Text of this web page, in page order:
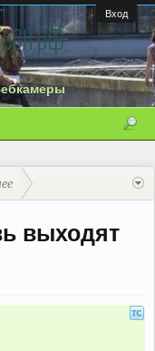
Вход
выходят